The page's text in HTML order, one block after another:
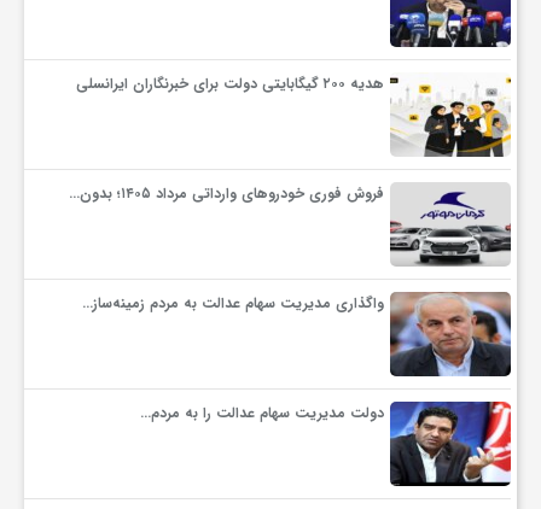
هدیه ۲۰۰ گیگابایتی دولت برای خبرنگاران ایرانسلی
فروش فوری خودروهای وارداتی مرداد ۱۴۰۵؛ بدون…
واگذاری مدیریت سهام عدالت به مردم زمینه‌ساز…
دولت مدیریت سهام عدالت را به مردم…